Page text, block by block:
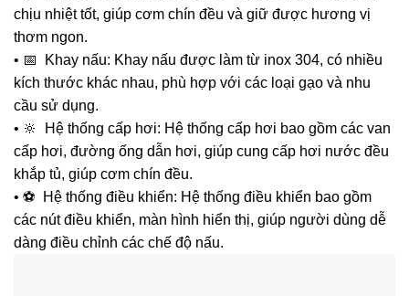
chịu nhiệt tốt, giúp cơm chín đều và giữ được hương vị
thơm ngon.
• 📅 Khay nấu: Khay nấu được làm từ inox 304, có nhiều
kích thước khác nhau, phù hợp với các loại gạo và nhu
cầu sử dụng.
• 🔆 Hệ thống cấp hơi: Hệ thống cấp hơi bao gồm các van
cấp hơi, đường ống dẫn hơi, giúp cung cấp hơi nước đều
khắp tủ, giúp cơm chín đều.
• ⚽ Hệ thống điều khiển: Hệ thống điều khiển bao gồm
các nút điều khiển, màn hình hiển thị, giúp người dùng dễ
dàng điều chỉnh các chế độ nấu.